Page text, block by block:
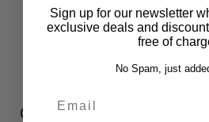
Customer reviews
Sign up for our newsletter
exclusive deals and
free of
No Spam, just